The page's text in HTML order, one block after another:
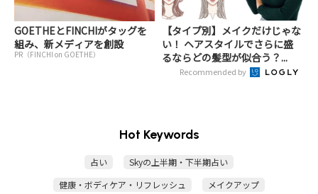
GOETHEとFINCHIがタッグを
組み、新メディアを創設
PR（FINCHI on GOETHE）
【タイプ別】メイクだけじゃな
い！ ヘアスタイルでさらに盛
るならどの髪型が似合う？...
Recommended by
Hot Keywords
占い
Skyの上半期・下半期占い
健康・ボディケア・リフレッシュ
メイクアップ